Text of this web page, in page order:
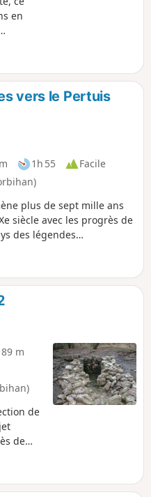
en
vers le Pertuis
1h 55
Facile
plus de sept mille ans
siècle avec les progrès de
des légendes
m
de
de